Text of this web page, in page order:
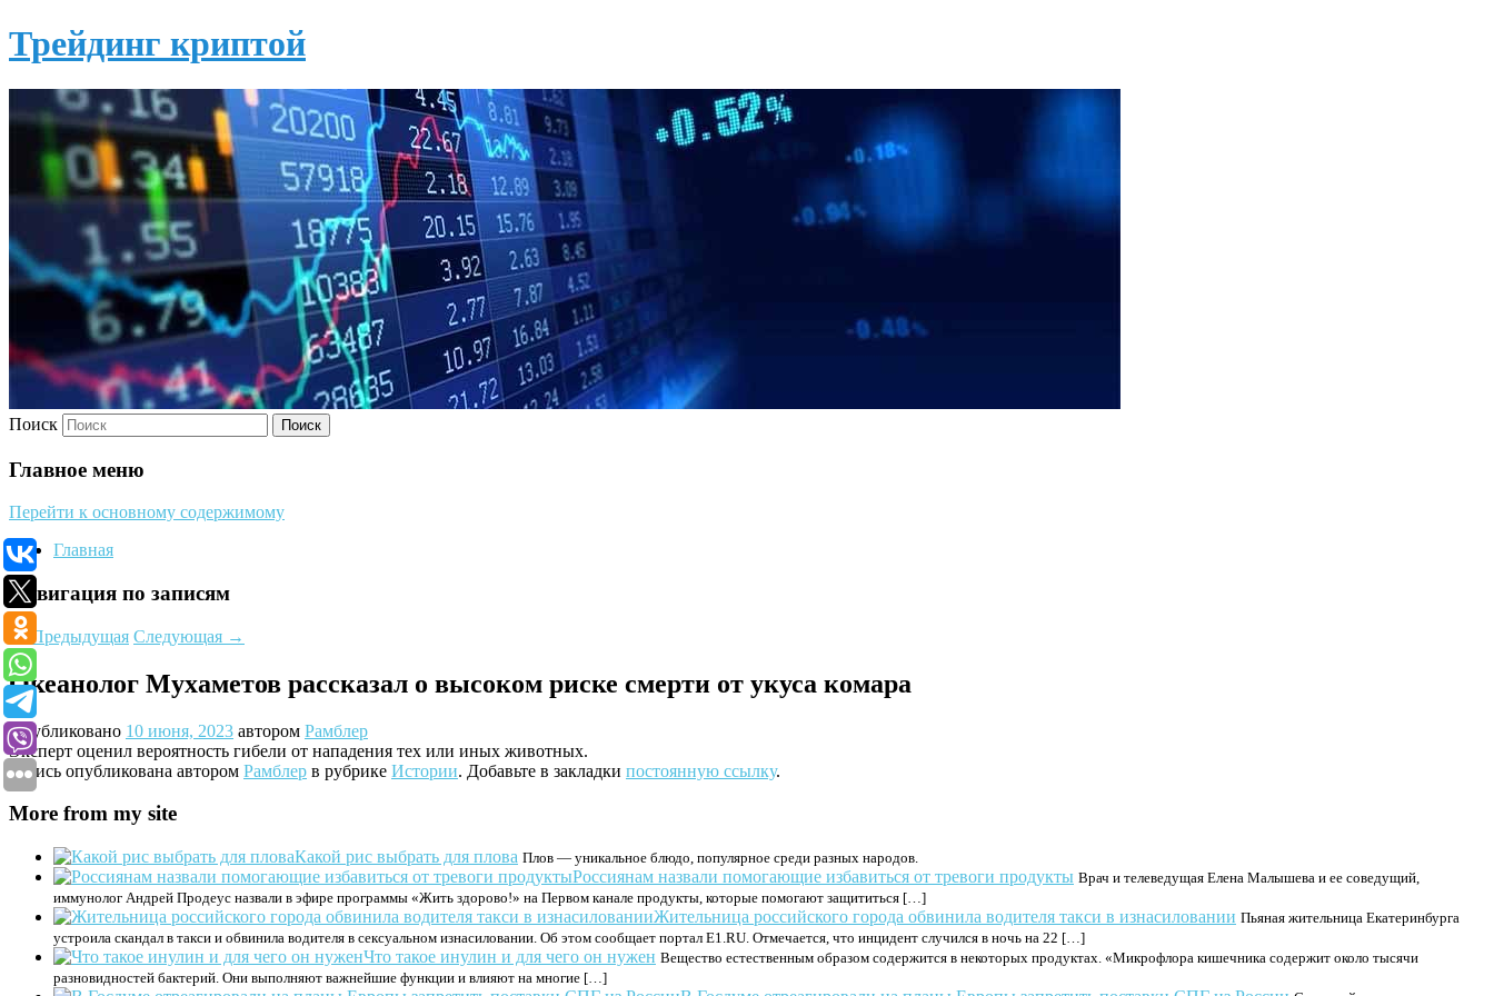
Трейдинг криптой
Поиск
Главное меню
Перейти к основному содержимому
Главная
Навигация по записям
←Предыдущая Следующая →
Океанолог Мухаметов рассказал о высоком риске смерти от укуса комара
Опубликовано 10 июня, 2023 автором Рамблер
Эксперт оценил вероятность гибели от нападения тех или иных животных.
Запись опубликована автором Рамблер в рубрике Истории. Добавьте в закладки постоянную ссылку.
More from my site
Какой рис выбрать для плова Плов — уникальное блюдо, популярное среди разных народов.
Россиянам назвали помогающие избавиться от тревоги продукты Врач и телеведущая Елена Малышева и ее соведущий,
иммунолог Андрей Продеус назвали в эфире программы «Жить здорово!» на Первом канале продукты, которые помогают защититься […]
Жительница российского города обвинила водителя такси в изнасиловании Пьяная жительница Екатеринбурга
устроила скандал в такси и обвинила водителя в сексуальном изнасиловании. Об этом сообщает портал E1.RU. Отмечается, что инцидент случился в ночь на 22 […]
Что такое инулин и для чего он нужен Вещество естественным образом содержится в некоторых продуктах. «Микрофлора кишечника содержит около тысячи
разновидностей бактерий. Они выполняют важнейшие функции и влияют на многие […]